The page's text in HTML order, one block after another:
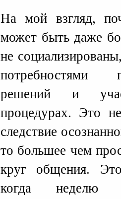
На мой взгляд,
может быть даже
не
потребностями
решений и
процедурах. Это
следствие
то большее чем
круг общения.
когда неделю